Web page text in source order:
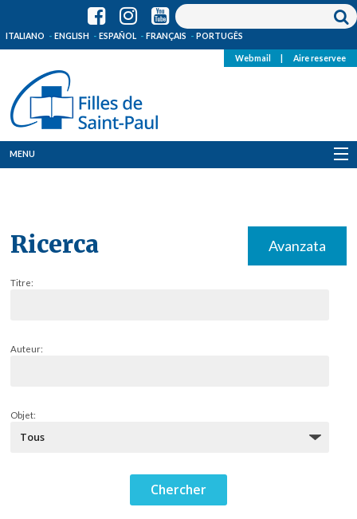
ITALIANO ENGLISH ESPAÑOL FRANÇAIS PORTUGÊS
Webmail Aire reservee
MENU
Ricerca Avanzata
Titre:
Auteur:
Objet: